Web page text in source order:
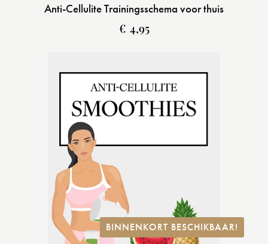
Anti-Cellulite Trainingsschema voor thuis
€ 4,95
BINNENKORT BESCHIKBAAR!